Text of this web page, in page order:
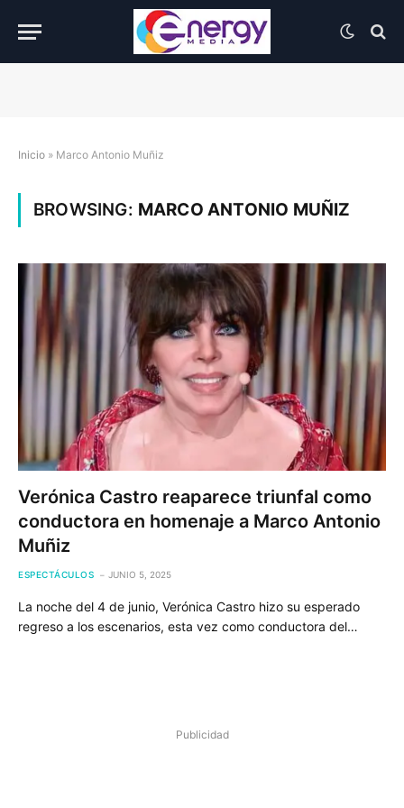
Inicio » Marco Antonio Muñiz
BROWSING: MARCO ANTONIO MUÑIZ
Verónica Castro reaparece triunfal como
conductora en homenaje a Marco Antonio
Muñiz
ESPECTÁCULOS JUNIO 5, 2025
La noche del 4 de junio, Verónica Castro hizo su esperado
regreso a los escenarios, esta vez como conductora del…
Publicidad